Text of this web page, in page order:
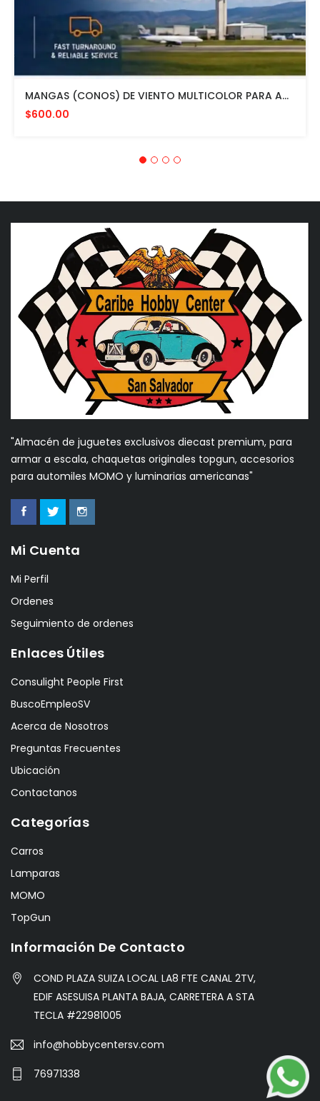
MANGAS (CONOS) DE VIENTO MULTICOLOR PARA AVIACION CON HERRAJE DE MONTAJE A POSTE FAA L807. MADE IN USA. 24" DIAMETRO
$600.00
"Almacén de juguetes exclusivos diecast premium, para
armar a escala, chaquetas originales topgun, accesorios
para automiles MOMO y luminarias americanas"
Mi Cuenta
Mi Perfil
Ordenes
Seguimiento de ordenes
Enlaces Útiles
Consulight People First
BuscoEmpleoSV
Acerca de Nosotros
Preguntas Frecuentes
Ubicación
Contactanos
Categorías
Carros
Lamparas
MOMO
TopGun
Información De Contacto
COND PLAZA SUIZA LOCAL LA8 FTE CANAL 2TV,
EDIF ASESUISA PLANTA BAJA, CARRETERA A STA
TECLA #22981005
info@hobbycentersv.com
76971338